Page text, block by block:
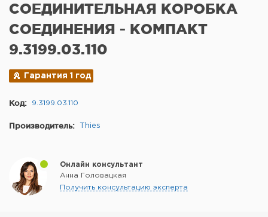
СОЕДИНИТЕЛЬНАЯ КОРОБКА
СОЕДИНЕНИЯ - КОМПАКТ
9.3199.03.110
Гарантия 1 год
Код: 9.3199.03.110
Производитель: Thies
Онлайн консультант
Анна Головацкая
Получить консультацию эксперта